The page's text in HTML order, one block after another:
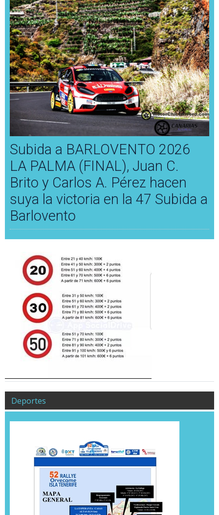
Subida a BARLOVENTO 2026
LA PALMA (FINAL), Juan C.
Brito y Carlos A. Pérez hacen
suya la victoria en la 47 Subida a
Barlovento
Deportes